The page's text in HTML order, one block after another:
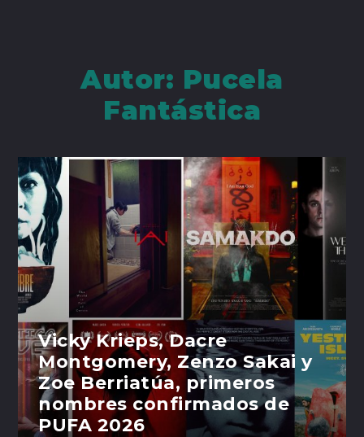
Autor: Pucela
Fantástica
Vicky Krieps, Dacre
Montgomery, Zenzo Sakai y
Zoe Berriatúa, primeros
nombres confirmados de
PUFA 2026